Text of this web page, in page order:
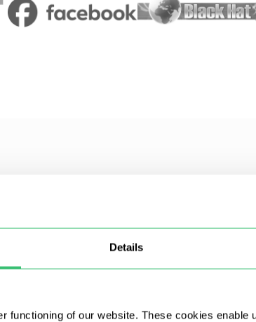
Details
functioning of our website. These cookies enable
수 있나요?